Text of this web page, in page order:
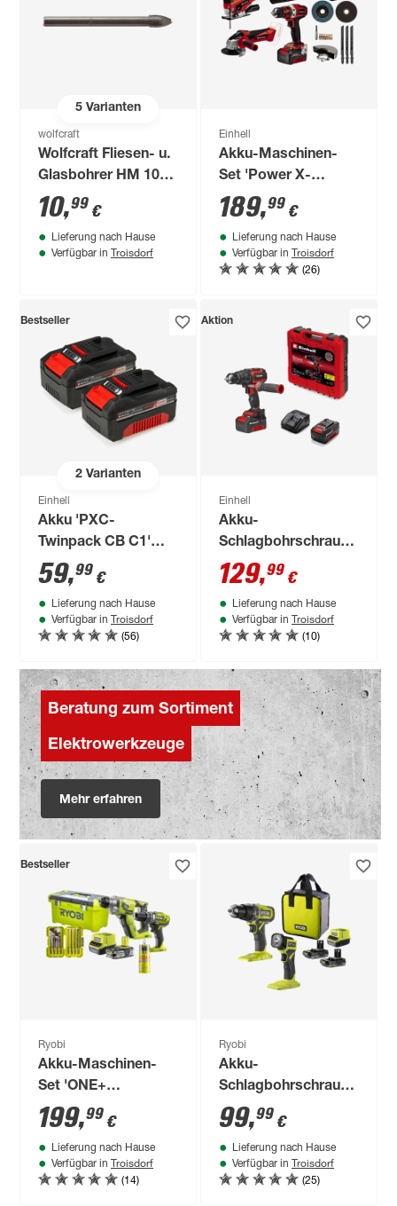
5Varianten
wolfcraft
Wolfcraft Fliesen- u.
Glasbohrer HM 10
mm
10,99 €
Lieferung nach Hause
Verfügbar in Troisdorf
Einhell
Akku-Maschinen-
Set 'Power X-
Change TE-TK 18/3
Li Kit (JS+CD+AG)'
189,99 €
Lieferung nach Hause
Verfügbar in Troisdorf
(26)
2Varianten
Bestseller
Einhell
Akku 'PXC-
Twinpack CB C1'
18V 4,0 Ah 2 Stück
59,99 €
Lieferung nach Hause
Verfügbar in Troisdorf
(56)
Aktion
Einhell
Akku-
Schlagbohrschrauber
'TP-CD 18/70 Li-i BL
Professional'-Kit 18
V mit 2 Akkus und
Ladegerät
129,99 €
Lieferung nach Hause
Verfügbar in Troisdorf
(10)
Beratung zum Sortiment
Elektrowerkzeuge
Mehr erfahren
Bestseller
Ryobi
Akku-Maschinen-
Set 'ONE+
R18DDSDS-125T' 18
V Akku-
Bohrschrauber und -
Bohrhammer, inkl.
199,99 €
Lieferung nach Hause
Verfügbar in Troisdorf
(14)
Ryobi
Akku-
Schlagbohrschrauber
ONE+ 'RPD18-
2C20ST' mit Akku
99,99 €
Lieferung nach Hause
Verfügbar in Troisdorf
(25)